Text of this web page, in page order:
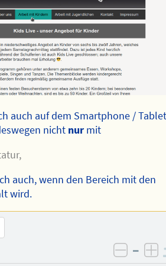
auch auf dem Smartphone /
nicht nur mit
auch, wenn den Bereich mit den
wird.
–